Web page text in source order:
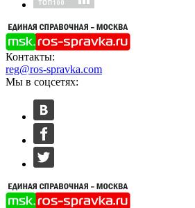
Контакты:
reg@ros-spravka.com
Мы в соцсетях: